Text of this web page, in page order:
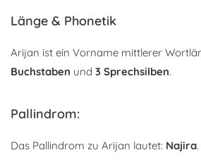
Länge & Phonetik
Arijan ist ein Vorname mittlerer
Buchstaben und 3 Sprechsilben.
Pallindrom:
Das Pallindrom zu Arijan lautet: Najira.